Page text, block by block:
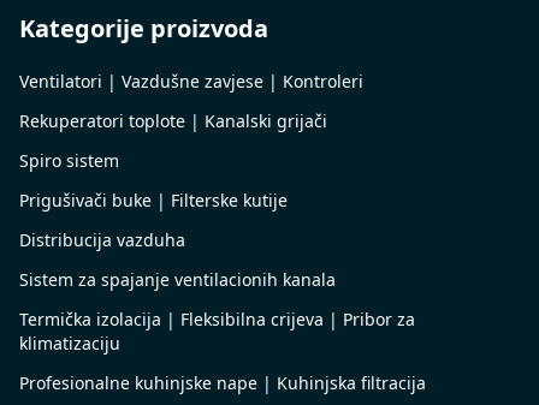
Kategorije proizvoda
Ventilatori | Vazdušne zavjese | Kontroleri
Rekuperatori toplote | Kanalski grijači
Spiro sistem
Prigušivači buke | Filterske kutije
Distribucija vazduha
Sistem za spajanje ventilacionih kanala
Termička izolacija | Fleksibilna crijeva | Pribor za
klimatizaciju
Profesionalne kuhinjske nape | Kuhinjska filtracija